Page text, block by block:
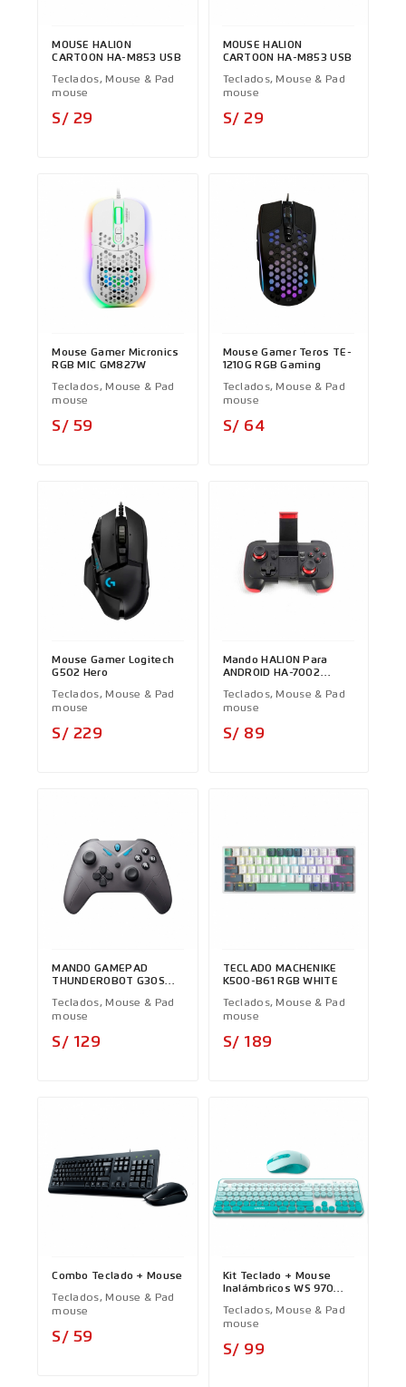
MOUSE HALION
CARTOON HA-M853 USB
Teclados, Mouse & Pad
mouse
S/ 29
MOUSE HALION
CARTOON HA-M853 USB
Teclados, Mouse & Pad
mouse
S/ 29
Mouse Gamer Micronics
RGB MIC GM827W
Teclados, Mouse & Pad
mouse
S/ 59
Mouse Gamer Teros TE-
1210G RGB Gaming
Teclados, Mouse & Pad
mouse
S/ 64
Mouse Gamer Logitech
G502 Hero
Teclados, Mouse & Pad
mouse
S/ 229
Mando HALION Para
ANDROID HA-7002
Teclados, Mouse & Pad
mouse
S/ 89
MANDO GAMEPAD
THUNDEROBOT G30S
BLUETOOTH, CABLEADO
Teclados, Mouse & Pad
mouse
S/ 129
TECLADO MACHENIKE
K500-B61 RGB WHITE
Teclados, Mouse & Pad
mouse
S/ 189
Combo Teclado + Mouse
Teclados, Mouse & Pad
mouse
S/ 59
Kit Teclado + Mouse
Inalámbricos WS 970
Teclados, Mouse & Pad
mouse
S/ 99